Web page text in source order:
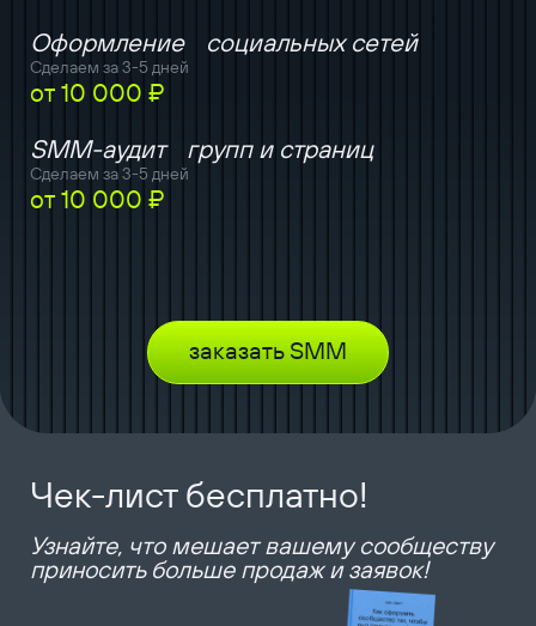
Оформление социальных сетей
Сделаем за 3-5 дней
от 10 000 ₽
SMM-аудит групп и страниц
Сделаем за 3-5 дней
от 10 000 ₽
заказать SMM
Чек-лист бесплатно!
Узнайте, что мешает вашему сообществу
приносить больше продаж и заявок!